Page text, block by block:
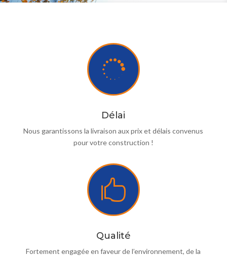

Délai
Nous garantissons la livraison aux prix et délais convenus
pour votre construction !

Qualité
Fortement engagée en faveur de l’environnement, de la